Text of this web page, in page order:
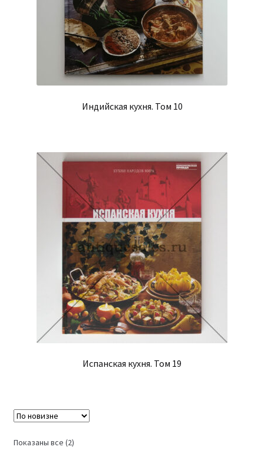
Индийская кухня. Том 10
Испанская кухня. Том 19
Показаны все (2)Сортировка: